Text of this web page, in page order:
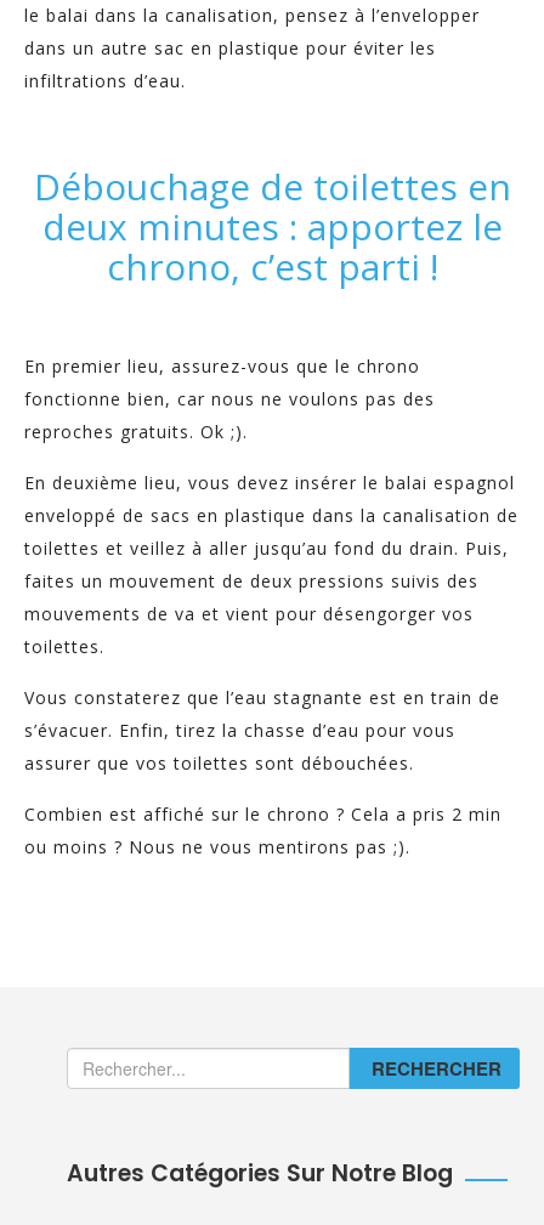
le balai dans la canalisation, pensez à l’envelopper
dans un autre sac en plastique pour éviter les
infiltrations d’eau.
Débouchage de toilettes en
deux minutes : apportez le
chrono, c’est parti !
En premier lieu, assurez-vous que le chrono
fonctionne bien, car nous ne voulons pas des
reproches gratuits. Ok ;).
En deuxième lieu, vous devez insérer le balai espagnol
enveloppé de sacs en plastique dans la canalisation de
toilettes et veillez à aller jusqu’au fond du drain. Puis,
faites un mouvement de deux pressions suivis des
mouvements de va et vient pour désengorger vos
toilettes.
Vous constaterez que l’eau stagnante est en train de
s’évacuer. Enfin, tirez la chasse d’eau pour vous
assurer que vos toilettes sont débouchées.
Combien est affiché sur le chrono ? Cela a pris 2 min
ou moins ? Nous ne vous mentirons pas ;).
RECHERCHER
Autres Catégories Sur Notre Blog